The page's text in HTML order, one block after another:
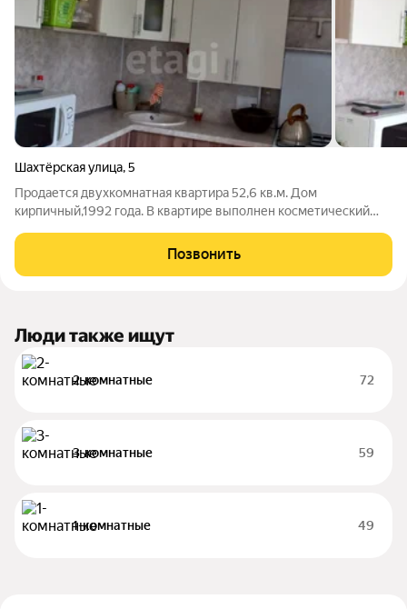
Шахтёрская улица,5
Продается двухкомнатная квартира 52,6 кв.м. Дом
кирпичный,1992 года. В квартире выполнен косметический
линолеум,натяжные потолки,пластиковые окна,лоджия-
застеклена.Новая сантехника. Отличное расположение
Позвонить
Люди также ищут
2-комнатные 72
3-комнатные 59
1-комнатные 49